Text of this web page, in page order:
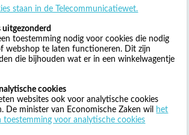
staan in de Telecommunicatiewet.
uitgezonderd
toestemming nodig voor cookies die nodig
webshop te laten functioneren. Dit zijn
die bijhouden wat er in een winkelwagentje
cookies
websites ook voor analytische cookies
De minister van Economische Zaken wil
het
toestemming voor analytische cookies